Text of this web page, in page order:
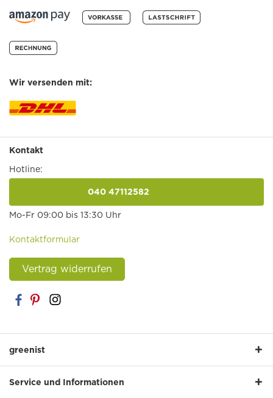
Wir versenden mit:
Kontakt
Hotline:
040 47112582
Mo-Fr 09:00 bis 13:30 Uhr
Kontaktformular
Vertrag widerrufen
greenist
Service und Informationen